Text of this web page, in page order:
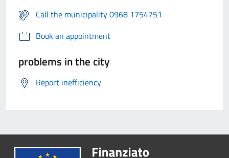
Call the municipality 0968 1754751
Book an appointment
problems in the city
Report inefficiency